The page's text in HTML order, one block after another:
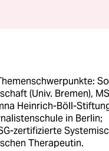
(Univ. Bremen),
Heinrich-Böll-
in Berlin;
zertifizierte
Therapeutin.